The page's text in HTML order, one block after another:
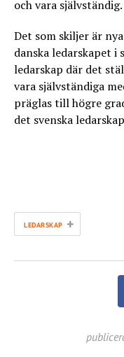
och vara självständig.
Det som skiljer är
danska ledarskapet
ledarskap där det
vara självständiga
präglas till högre
det svenska
LEDARSKAP +